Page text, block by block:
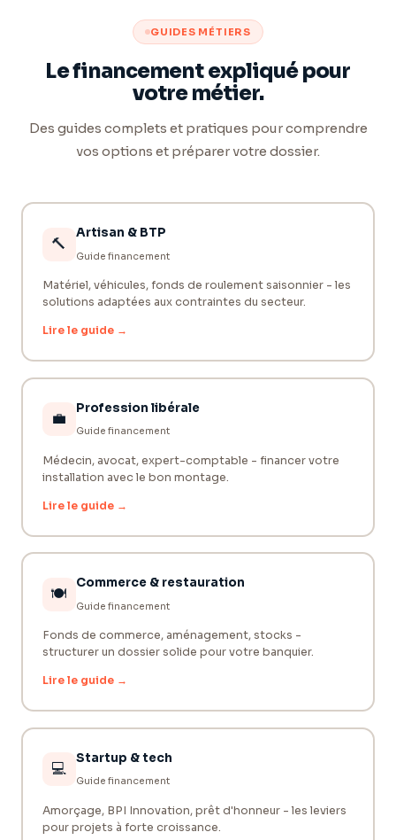
GUIDES MÉTIERS
Le financement expliqué pour
votre métier.
Des guides complets et pratiques pour comprendre
vos options et préparer votre dossier.
🔨
Artisan & BTP
Guide financement
Matériel, véhicules, fonds de roulement saisonnier - les
solutions adaptées aux contraintes du secteur.
Lire le guide →
💼
Profession libérale
Guide financement
Médecin, avocat, expert-comptable - financer votre
installation avec le bon montage.
Lire le guide →
🍽️
Commerce & restauration
Guide financement
Fonds de commerce, aménagement, stocks -
structurer un dossier solide pour votre banquier.
Lire le guide →
💻
Startup & tech
Guide financement
Amorçage, BPI Innovation, prêt d'honneur - les leviers
pour projets à forte croissance.